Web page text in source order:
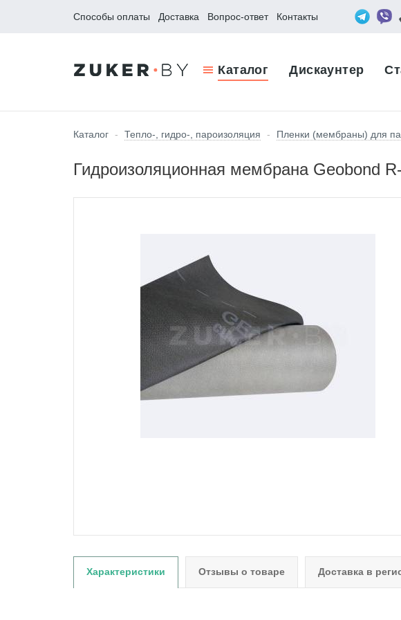
Способы оплаты Доставка Вопрос-ответ Контакты
Каталог Дискаунтер
Каталог - Тепло-, гидро-, пароизоляция - Пленки (мембраны) для
Гидроизоляционная мембрана Geobond
Характеристики Отзывы о товаре Доставка в